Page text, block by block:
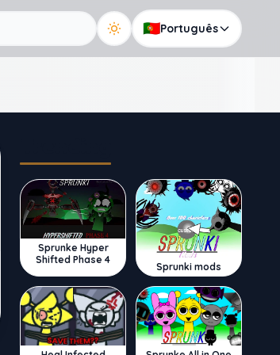
🇵🇹Português
Sprunke Hyper
Shifted Phase 4
Sprunki mods